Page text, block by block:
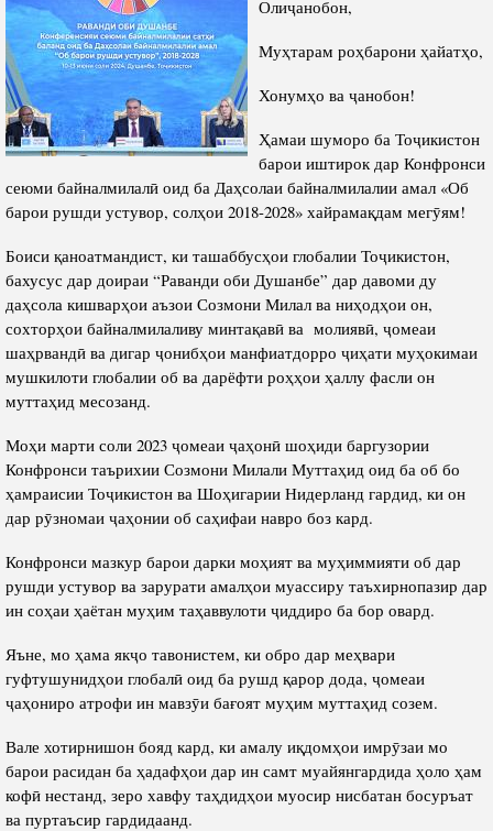
Салоҳият
Тарҷумаи ҳол
Китобҳо
Мақолаҳо
Хадамоти матбуот
ПРЕЗИДЕНТИ ҶУМҲУРИИ ТОҶИКИСТОН
Сохтори Институт
Роҳбарон ва кормандон
Таърихи роҳбарон
Олиҷанобон,
Муҳтарам роҳбарони ҳайатҳо,
Хонумҳо ва ҷанобон!
Ҳамаи шуморо ба Тоҷикистон
барои иштирок дар Конфронси
сеюми байналмилалӣ оид ба Даҳсолаи байналмилалии амал «Об
барои рушди устувор, солҳои 2018-2028» хайрамақдам мегӯям!
Боиси қаноатмандист, ки ташаббусҳои глобалии Тоҷикистон,
бахусус дар доираи “Раванди оби Душанбе” дар давоми ду
даҳсола кишварҳои аъзои Созмони Милал ва ниҳодҳои он,
сохторҳои байналмилаливу минтақавӣ ва молиявӣ, ҷомеаи
шаҳрвандӣ ва дигар ҷонибҳои манфиатдорро ҷиҳати муҳокимаи
мушкилоти глобалии об ва дарёфти роҳҳои ҳаллу фасли он
муттаҳид месозанд.
Моҳи марти соли 2023 ҷомеаи ҷаҳонӣ шоҳиди баргузории
Конфронси таърихии Созмони Милали Муттаҳид оид ба об бо
ҳамраисии Тоҷикистон ва Шоҳигарии Нидерланд гардид, ки он
дар рӯзномаи ҷаҳонии об саҳифаи навро боз кард.
Конфронси мазкур барои дарки моҳият ва муҳиммияти об дар
рушди устувор ва зарурати амалҳои муассиру таъхирнопазир дар
ин соҳаи ҳаётан муҳим таҳаввулоти ҷиддиро ба бор овард.
Яъне, мо ҳама якҷо тавонистем, ки обро дар меҳвари
гуфтушунидҳои глобалӣ оид ба рушд қарор дода, ҷомеаи
ҷаҳониро атрофи ин мавзӯи бағоят муҳим муттаҳид созем.
Вале хотирнишон бояд кард, ки амалу иқдомҳои имрӯзаи мо
барои расидан ба ҳадафҳои дар ин самт муайянгардида ҳоло ҳам
кофӣ нестанд, зеро хавфу таҳдидҳои муосир нисбатан босуръат
ва пуртаъсир гардидаанд.